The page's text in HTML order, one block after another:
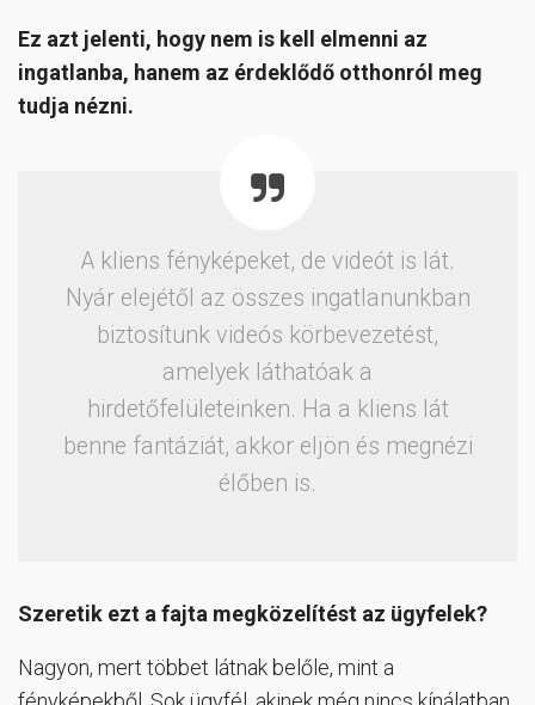
Ez azt jelenti, hogy nem is kell elmenni az
ingatlanba, hanem az érdeklődő otthonról meg
tudja nézni.
A kliens fényképeket, de videót is lát.
Nyár elejétől az összes ingatlanunkban
biztosítunk videós körbevezetést,
amelyek láthatóak a
hirdetőfelületeinken. Ha a kliens lát
benne fantáziát, akkor eljön és megnézi
élőben is.
Szeretik ezt a fajta megközelítést az ügyfelek?
Nagyon, mert többet látnak belőle, mint a